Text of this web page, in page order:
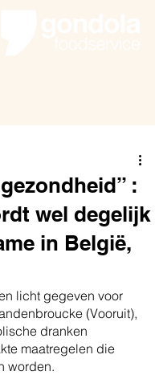
:
wel degelijk
in België,
licht gegeven voor
(Vooruit),
dranken
maatregelen die
worden.